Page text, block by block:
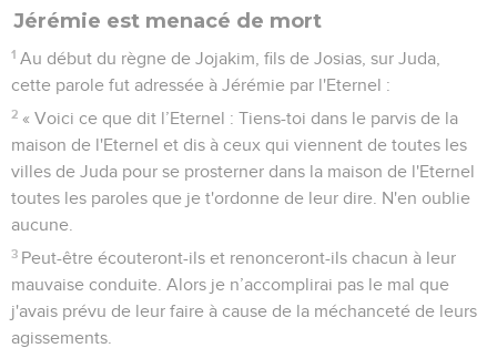
Jérémie est menacé de mort
1 Au début du règne de Jojakim, fils de Josias, sur Juda,
cette parole fut adressée à Jérémie par l'Eternel :
2 « Voici ce que dit l’Eternel : Tiens-toi dans le parvis de la
maison de l'Eternel et dis à ceux qui viennent de toutes les
villes de Juda pour se prosterner dans la maison de l'Eternel
toutes les paroles que je t'ordonne de leur dire. N'en oublie
aucune.
3 Peut-être écouteront-ils et renonceront-ils chacun à leur
mauvaise conduite. Alors je n’accomplirai pas le mal que
j'avais prévu de leur faire à cause de la méchanceté de leurs
agissements.